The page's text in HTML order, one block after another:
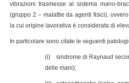
vibrazioni trasmesse al sistema mano-
(gruppo 2 – malattie da agenti fisici),
la cui origine lavorativa è considerata di
In particolare sono citate le seguenti
(i) sindrome di Raynaud
delle mani);